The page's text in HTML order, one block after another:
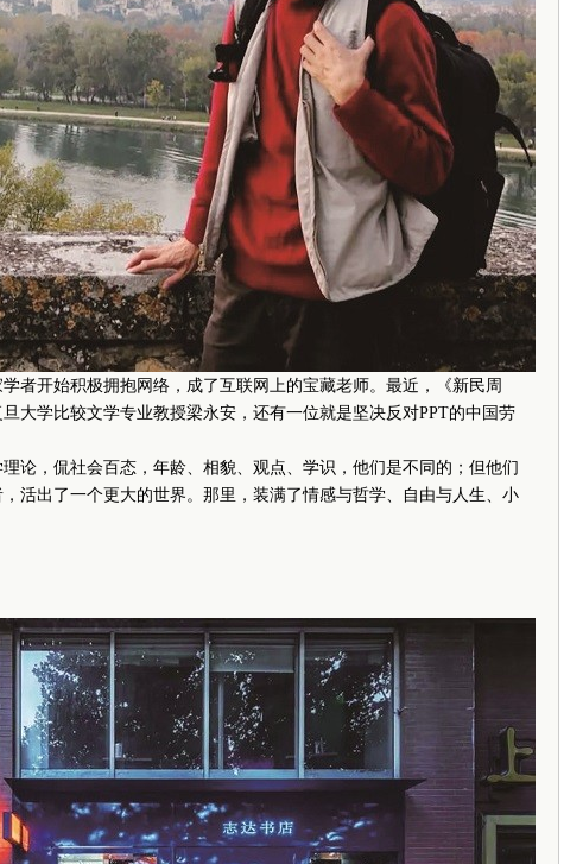
开始积极拥抱网络，成了互联网上的宝藏老师。最近，《新民周
大学比较文学专业教授梁永安，还有一位就是坚决反对PPT的中国劳
，侃社会百态，年龄、相貌、观点、学识，他们是不同的；但他们
活出了一个更大的世界。那里，装满了情感与哲学、自由与人生、小